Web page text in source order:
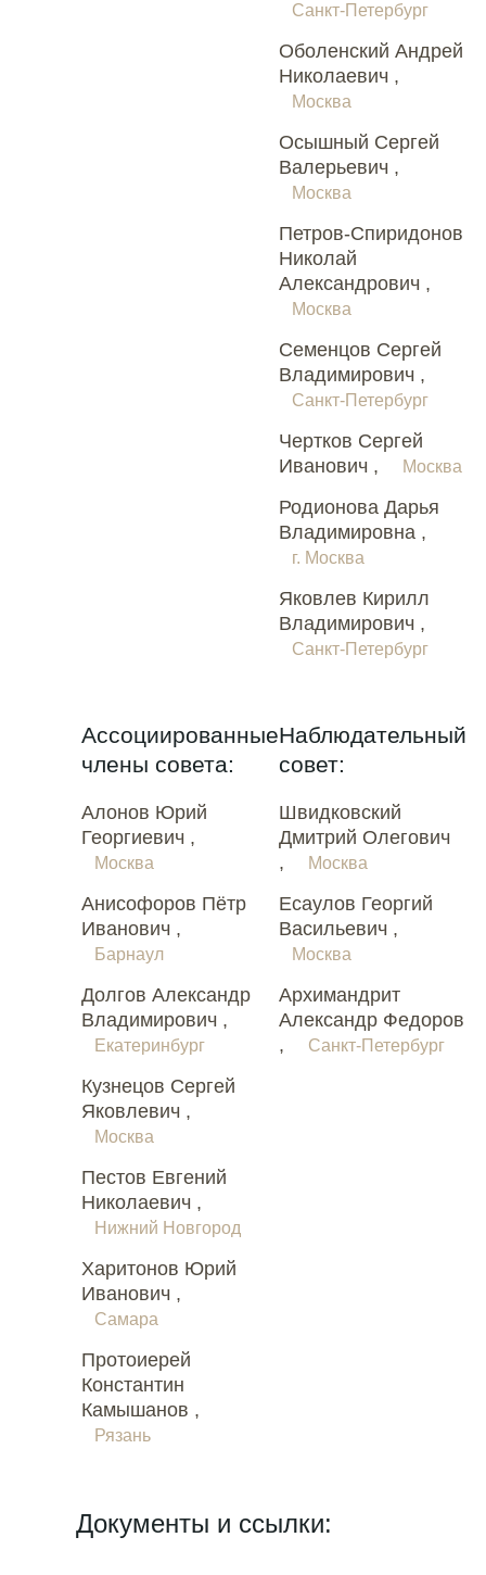
Санкт-Петербург
Оболенский Андрей
Николаевич ,
Москва
Осышный Сергей
Валерьевич ,
Москва
Петров-Спиридонов
Николай
Александрович ,
Москва
Семенцов Сергей
Владимирович ,
Санкт-Петербург
Чертков Сергей
Иванович ,
Москва
Родионова Дарья
Владимировна ,
г. Москва
Яковлев Кирилл
Владимирович ,
Санкт-Петербург
Ассоциированные
члены совета:
Алонов Юрий
Георгиевич ,
Москва
Анисофоров Пётр
Иванович ,
Барнаул
Долгов Александр
Владимирович ,
Екатеринбург
Кузнецов Сергей
Яковлевич ,
Москва
Пестов Евгений
Николаевич ,
Нижний Новгород
Харитонов Юрий
Иванович ,
Самара
Протоиерей
Константин
Камышанов ,
Рязань
Наблюдательный
совет:
Швидковский
Дмитрий Олегович
,
Москва
Есаулов Георгий
Васильевич ,
Москва
Архимандрит
Александр Федоров
,
Санкт-Петербург
Документы и ссылки: